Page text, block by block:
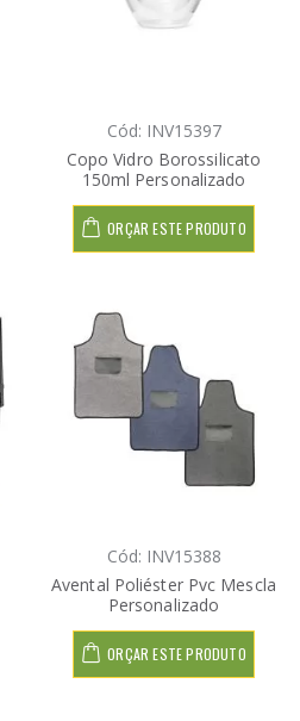
Cód: INV15397
Copo Vidro Borossilicato
150ml Personalizado
ORÇAR ESTE PRODUTO
Cód: INV15388
Avental Poliéster Pvc Mescla
Personalizado
ORÇAR ESTE PRODUTO